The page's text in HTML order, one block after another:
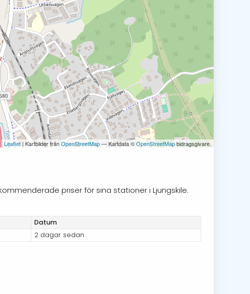
Leaflet | Kartbilder frånOpenStreetMap— Kartdata ©OpenStreetMapbidragsgivare.
priser för sina stationer i Ljungskile.
Datum
2 dagar sedan